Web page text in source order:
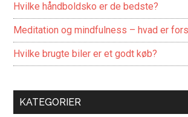
Hvilke håndboldsko er de bedste?
Meditation og mindfulness – hvad er
Hvilke brugte biler er et godt køb?
KATEGORIER